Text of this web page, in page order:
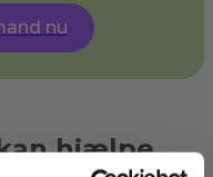
nu
hjælpe